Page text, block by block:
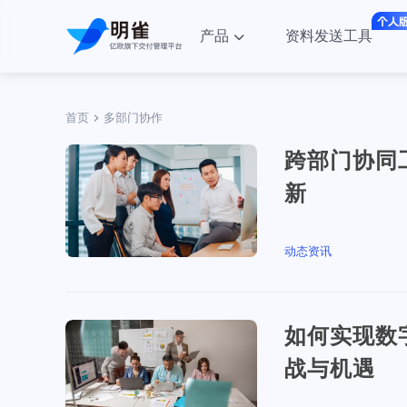
产品 资料发送工具
首页 多部门协作
跨部门协同
新
动态资讯
如何实现数
战与机遇